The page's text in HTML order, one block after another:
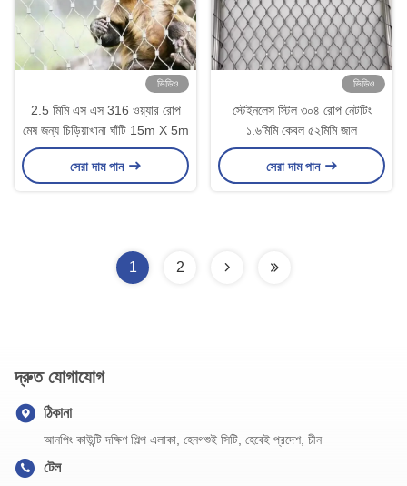
ভিডিও
2.5 মিমি এস এস 316 ওয়্যার রোপ
মেষ জন্য চিড়িয়াখানা ঘাঁটি 15m X 5m
সেরা দাম পান
ভিডিও
স্টেইনলেস স্টিল ৩০৪ রোপ নেটটিং
১.৬মিমি কেবল ৫২মিমি জাল
সেরা দাম পান
1 2
দ্রুত যোগাযোগ
ঠিকানা
আনপিং কাউন্টি দক্ষিণ শিল্প এলাকা, হেনগশুই সিটি, হেবেই প্রদেশ, চীন
টেল